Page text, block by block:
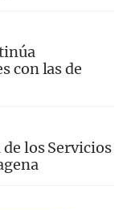
con las de
los Servicios